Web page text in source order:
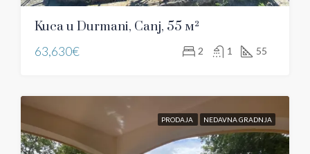
Kuca u Durmani, Canj, 55 м²
63,630€ 2 1 55
PRODAJA NEDAVNA GRADNJA